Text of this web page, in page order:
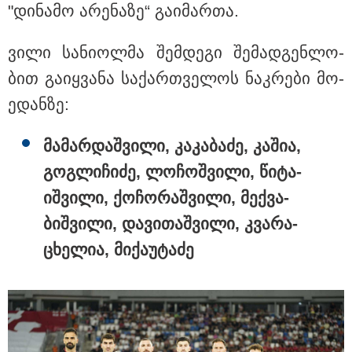
იმნაძეს? - პროკურატურამ მას
12:25 / 06-08-2026
"დი­ნა­მო არე­ნა­ზე“ გა­ი­მარ­თა.
ვილი სა­ნი­ოლ­მა შემ­დე­გი შე­მად­გენ­ლო­
ბით გა­იყ­ვა­ნა სა­ქარ­თვე­ლოს ნაკ­რე­ბი მო­
ე­დან­ზე:
მა­მარ­დაშ­ვი­ლი, კა­კა­ბა­ძე, კა­შია,
გოგ­ლი­ჩი­ძე, ლო­ჩოშ­ვი­ლი, წი­ტა­
იშ­ვი­ლი, ქო­ჩო­რაშ­ვი­ლი, მექ­ვა­
ბიშ­ვი­ლი, და­ვი­თაშ­ვი­ლი, კვა­რა­
ცხე­ლია, მი­ქა­უ­ტა­ძე